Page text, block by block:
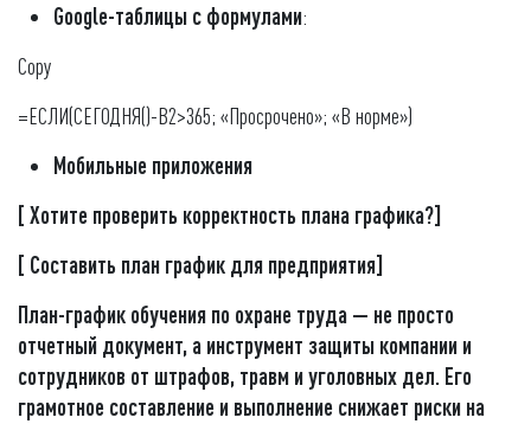
Google-таблицы с формулами:
Copy
=ЕСЛИ(СЕГОДНЯ()-B2>365; «Просрочено»; «В норме»)
Мобильные приложения
[ Хотите проверить корректность плана графика?]
[ Составить план график для предприятия]
План-график обучения по охране труда — не просто
отчетный документ, а инструмент защиты компании и
сотрудников от штрафов, травм и уголовных дел. Его
грамотное составление и выполнение снижает риски на